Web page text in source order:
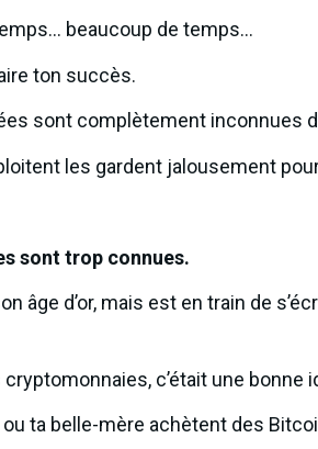
beaucoup de temps…
ton succès.
sont complètement inconnues
les gardent jalousement
sont trop connues.
âge d’or, mais est en train de
c’était une bonne
ta belle-mère achètent des